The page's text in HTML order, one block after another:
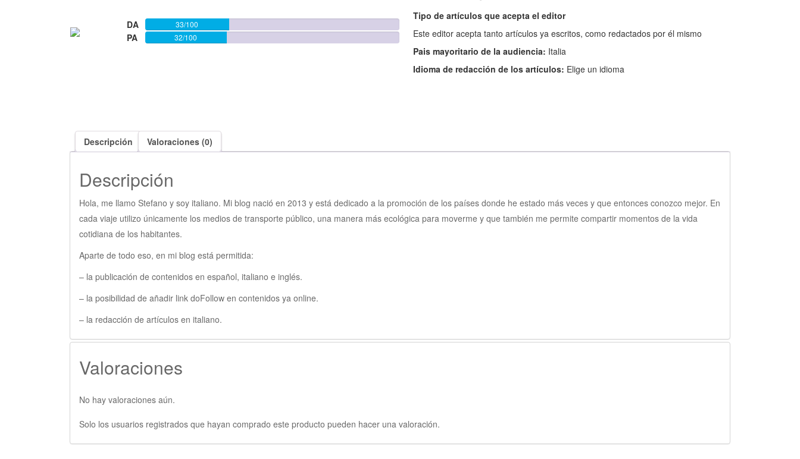
Tipo de artículos que acepta el editor
Este editor acepta tanto artículos ya escritos, como redactados por él mismo
Pais mayoritario de la audiencia: Italia
Idioma de redacción de los artículos: Elige un idioma
DA 33/100
PA 32/100
Descripción Valoraciones (0)
Descripción
Hola, me llamo Stefano y soy italiano. Mi blog nació en 2013 y está dedicado a la promoción de los países donde he estado más veces y que entonces conozco mejor. En
cada viaje utilizo únicamente los medios de transporte público, una manera más ecológica para moverme y que también me permite compartir momentos de la vida
cotidiana de los habitantes.
Aparte de todo eso, en mi blog está permitida:
– la publicación de contenidos en español, italiano e inglés.
– la posibilidad de añadir link doFollow en contenidos ya online.
– la redacción de artículos en italiano.
Valoraciones
No hay valoraciones aún.
Solo los usuarios registrados que hayan comprado este producto pueden hacer una valoración.